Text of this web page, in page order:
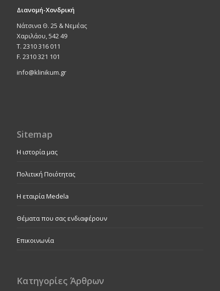
Διανομή-Χονδρική
Νάτσινα Θ. 25 & Νεμέας
Χαριλάου, 542 49
T. 2310 316 011
F. 2310 321 101
info@klinikum.gr
Sitemap
Η ιστορία μας
Πολιτική Ποιότητας
Η εταιρία Medela
Θέματα που σας ενδιαφέρουν
Επικοινωνία
Κατηγορίες Άρθρων